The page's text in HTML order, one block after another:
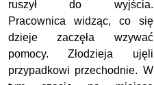
ruszył do wyjścia.
Pracownica widząc, co się
dzieje zaczęła wzywać
pomocy. Złodzieja ujęli
przypadkowi przechodnie. W